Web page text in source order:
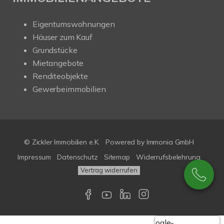
Eigentumswohnungen
Häuser zum Kauf
Grundstücke
Mietangebote
Renditeobjekte
Gewerbeimmobilien
© Zickler Immobilien e.K.
Powered by Immonia GmbH
Impressum
Datenschutz Sitemap Widerrufsbelehrung
Vertrag widerrufen